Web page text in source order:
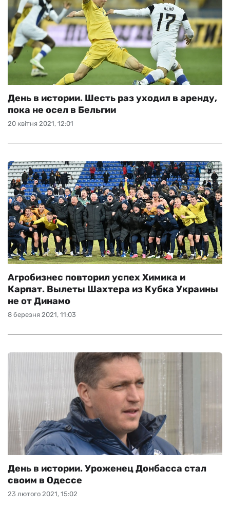
20 квітня 2021, 12:01
День в истории. Шесть раз уходил в аренду,
пока не осел в Бельгии
8 березня 2021, 11:03
Агробизнес повторил успех Химика и
Карпат. Вылеты Шахтера из Кубка Украины
не от Динамо
23 лютого 2021, 15:02
День в истории. Уроженец Донбасса стал
своим в Одессе